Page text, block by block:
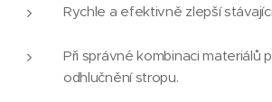
Rychle a efektivně zlepší
Při správné kombinaci materiálů
odhlučnění stropu.